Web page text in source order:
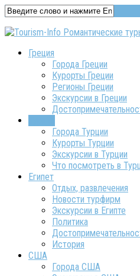
Греция
Города Греции
Курорты Греции
Регионы Греции
Экскурсии в Греции
Города Турции
Курорты Турции
Экскурсии в Турции
Что посмотреть в
Египет
Отдых, развлечения
Новости турфирм
Экскурсии в Египте
Политика
История
США
Города США